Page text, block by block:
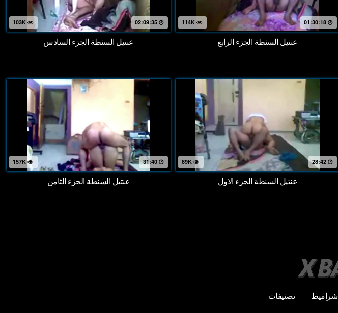
02:09:35
عنتيل السنطة الجزء السادس
01:30:18
عنتيل السنطة الجزء الرابع
157K 31:40
عنتيل السنطة الجزء الثامن
28:42
عنتيل السنطة الجزء الاول
شراميط تصنيفات